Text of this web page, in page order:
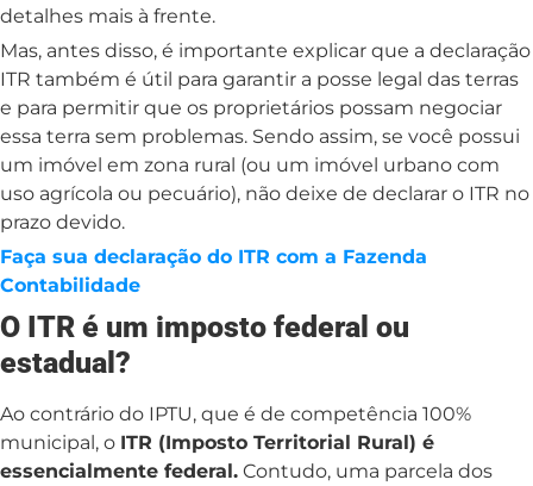
detalhes mais à frente.
Mas, antes disso, é importante explicar que a declaração
ITR também é útil para garantir a posse legal das terras
e para permitir que os proprietários possam negociar
essa terra sem problemas. Sendo assim, se você possui
um imóvel em zona rural (ou um imóvel urbano com
uso agrícola ou pecuário), não deixe de declarar o ITR no
prazo devido.
Faça sua declaração do ITR com a Fazenda
Contabilidade
O ITR é um imposto federal ou
estadual?
Ao contrário do IPTU, que é de competência 100%
municipal, o ITR (Imposto Territorial Rural) é
essencialmente federal. Contudo, uma parcela dos